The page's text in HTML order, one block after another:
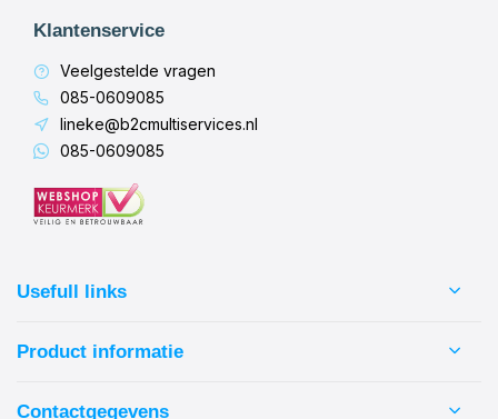
Klantenservice
Veelgestelde vragen
085-0609085
lineke@b2cmultiservices.nl
085-0609085
Usefull links
Product informatie
Contactgegevens